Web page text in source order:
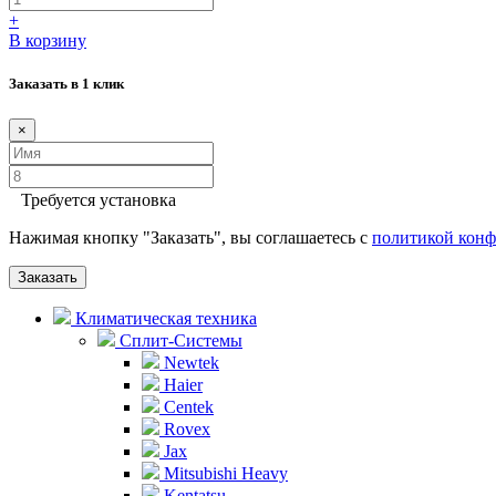
+
В корзину
Заказать в 1 клик
×
Требуется установка
Нажимая кнопку "Заказать", вы соглашаетесь с политикой
Заказать
Климатическая техника
Сплит-Системы
Newtek
Haier
Centek
Rovex
Jax
Mitsubishi Heavy